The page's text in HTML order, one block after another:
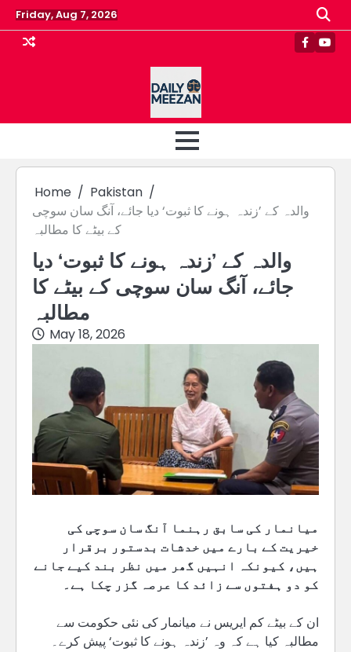
Skip
to
content
Friday, Aug 7, 2026
Home
Pakistan
والدہ کے ’زندہ ہونے کا ثبوت‘ دیا جائے، آنگ سان سوچی
کے بیٹے کا مطالبہ
والدہ کے ’زندہ ہونے کا ثبوت‘ دیا
جائے، آنگ سان سوچی کے بیٹے کا
مطالبہ
May 18, 2026
میانمار کی سابق رہنما آنگ سان سوچی کی
خیریت کے بارے میں خدشات بدستور برقرار
ہیں، کیونکہ انہیں گھر میں نظر بند کیے جانے
کو دو ہفتوں سے زائد کا عرصہ گزر چکا ہے۔
ان کے بیٹے کم ایریس نے میانمار کی نئی حکومت سے
مطالبہ کیا ہے کہ وہ ’زندہ ہونے کا ثبوت‘ پیش کرے۔